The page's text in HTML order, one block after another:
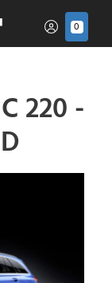
0
220 -